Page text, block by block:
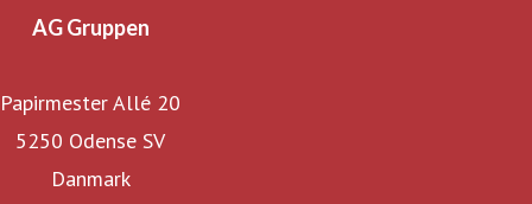
AG Gruppen
Papirmester Allé 20
5250 Odense SV
Danmark